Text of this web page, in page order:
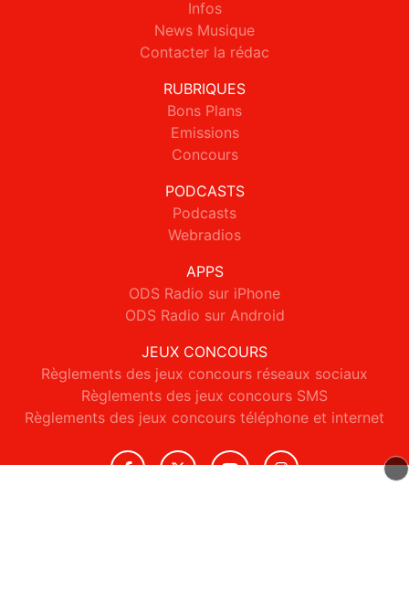
Infos
News Musique
Contacter la rédac
RUBRIQUES
Bons Plans
Emissions
Concours
PODCASTS
Podcasts
Webradios
APPS
ODS Radio sur iPhone
ODS Radio sur Android
JEUX CONCOURS
Règlements des jeux concours réseaux sociaux
Règlements des jeux concours SMS
Règlements des jeux concours téléphone et internet